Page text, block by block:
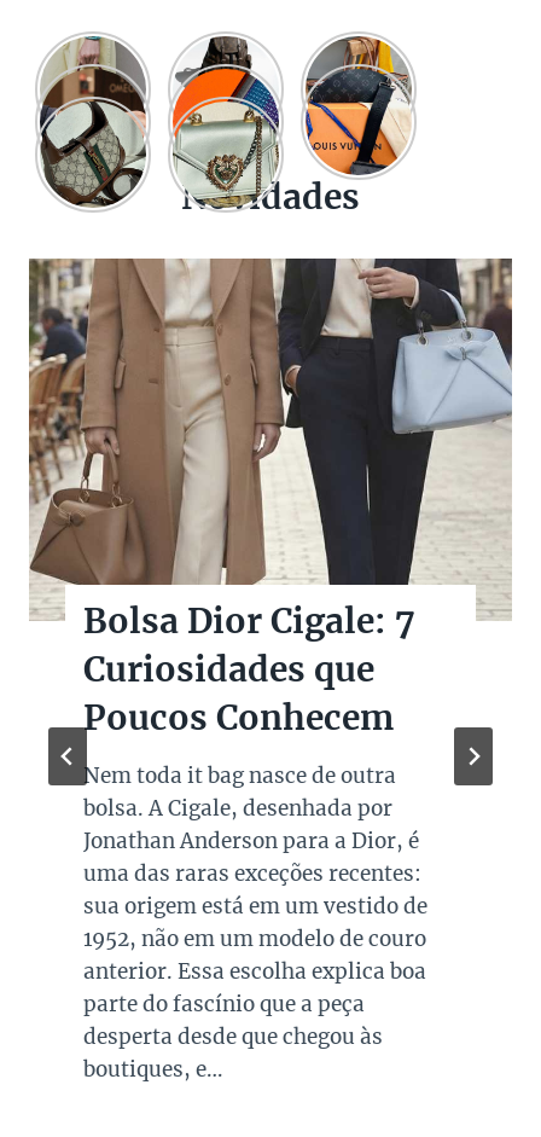
Novidades
Bolsas Pretas de
Marcas de Luxo na
Super Sale dos Pais
Quando falamos de cores de bolsas,
os modelos em preto são os mais
queridos e tradicionais, estando
presente no guarda roupa de quase
todas as mulheres. Esta é uma cor
versátil, clássica e atemporal e
investir em peças neste tom garante
combinações para quase todo look
que usamos, sejam eles para
ocasiões casuais ou mais…